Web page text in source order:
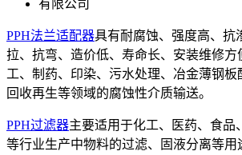
PPH法兰适配器具有耐腐蚀、强度高、抗
拉、抗弯、造价低、寿命长、安装维修方
工、制药、印染、污水处理、冶金薄钢
回收再生等领域的腐蚀性介质输送。
PPH过滤器主要适用于化工、医药、食品
等行业生产中物料的过滤、固液分离等用